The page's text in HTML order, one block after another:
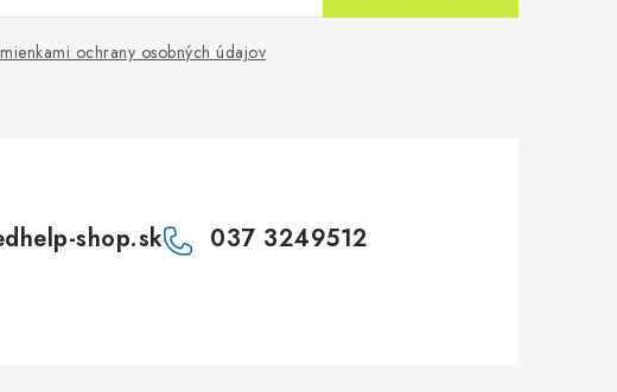
ochrany osobných údajov
shop.sk 037 3249512